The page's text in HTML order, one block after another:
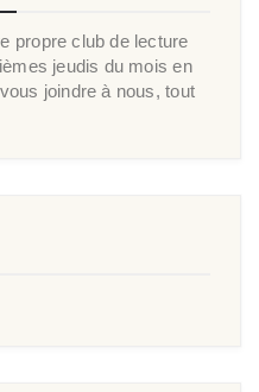
propre club de lecture
jeudis du mois en
joindre à nous, tout